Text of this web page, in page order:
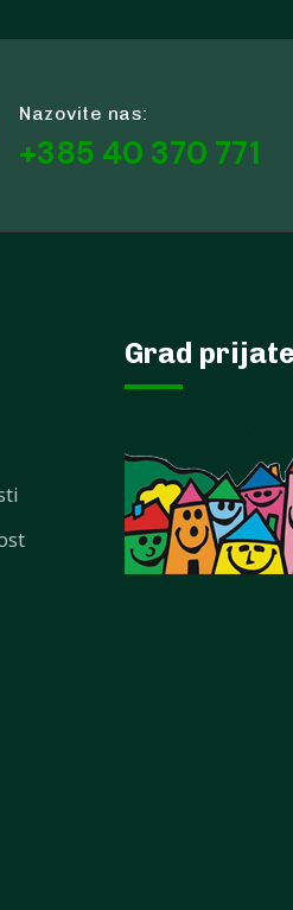
Nazovite nas:
+385 40 370 771
Grad